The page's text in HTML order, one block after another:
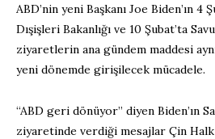
ABD’nin yeni Başkanı Joe Biden’ın 4
Dışişleri Bakanlığı ve 10 Şubat’ta
ziyaretlerin ana gündem maddesi
yeni dönemde girişilecek mücadele.
“ABD geri dönüyor” diyen Biden’ın
ziyaretinde verdiği mesajlar Çin